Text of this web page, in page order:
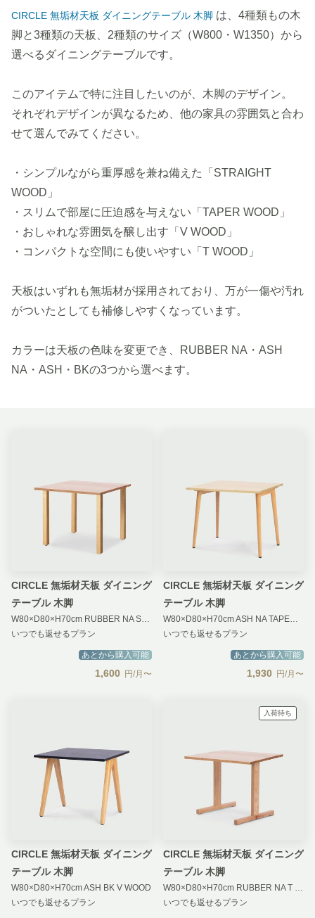
CIRCLE 無垢材天板 ダイニングテーブル 木脚 は、4種類もの木
脚と3種類の天板、2種類のサイズ（W800・W1350）から
選べるダイニングテーブルです。
このアイテムで特に注目したいのが、木脚のデザイン。
それぞれデザインが異なるため、他の家具の雰囲気と合わ
せて選んでみてください。
・シンプルながら重厚感を兼ね備えた「STRAIGHT
WOOD」
・スリムで部屋に圧迫感を与えない「TAPER WOOD」
・おしゃれな雰囲気を醸し出す「V WOOD」
・コンパクトな空間にも使いやすい「T WOOD」
天板はいずれも無垢材が採用されており、万が一傷や汚れ
がついたとしても補修しやすくなっています。
カラーは天板の色味を変更でき、RUBBER NA・ASH
NA・ASH・BKの3つから選べます。
CIRCLE 無垢材天板 ダイニング
テーブル 木脚
W80×D80×H70cm RUBBER NA STRAIGHT WOOD
いつでも返せるプラン
あとから購入可能
1,600 円/月〜
CIRCLE 無垢材天板 ダイニング
テーブル 木脚
W80×D80×H70cm ASH NA TAPER WOOD
いつでも返せるプラン
あとから購入可能
1,930 円/月〜
CIRCLE 無垢材天板 ダイニング
テーブル 木脚
W80×D80×H70cm ASH BK V WOOD
いつでも返せるプラン
入荷待ち
CIRCLE 無垢材天板 ダイニング
テーブル 木脚
W80×D80×H70cm RUBBER NA T WOOD
いつでも返せるプラン